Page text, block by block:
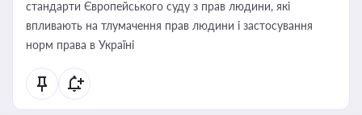
стандарти Європейського суду з прав людини, які
впливають на тлумачення прав людини і застосування
норм права в Україні